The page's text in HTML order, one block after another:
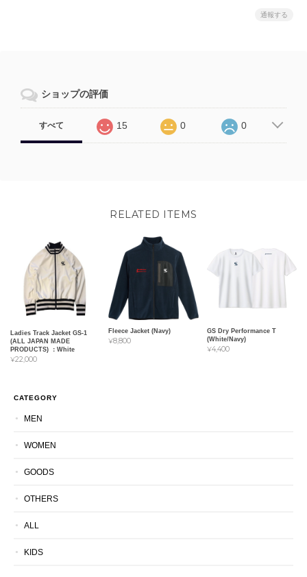
通報する
ショップの評価
すべて 15 0 0
RELATED ITEMS
Ladies Track Jacket GS-1
(ALL JAPAN MADE
PRODUCTS) ：White
¥22,000
Fleece Jacket (Navy)
¥8,800
GS Dry Performance T
(White/Navy)
¥4,400
CATEGORY
MEN
WOMEN
GOODS
OTHERS
ALL
KIDS